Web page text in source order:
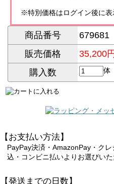
※特別価格はログイン後に表
商品番号
679681
販売価格
35,200
購入数
体
【お支払い方法】
PayPay決済・AmazonPay・ク
込・コンビニ払いよりお選びいた
【発送までの日数】